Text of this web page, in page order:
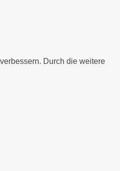
Durch die weitere